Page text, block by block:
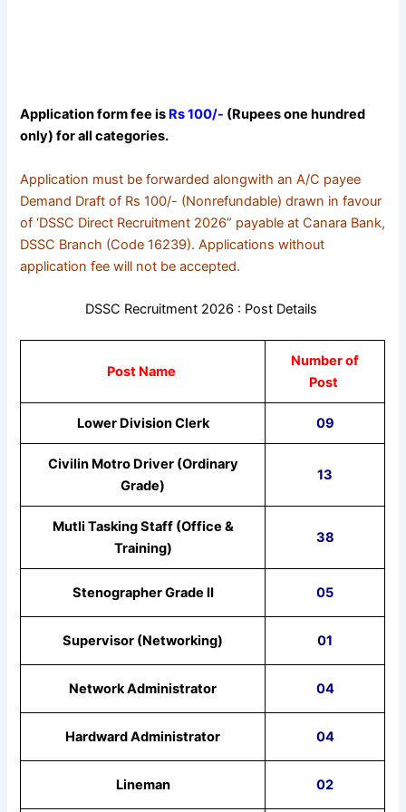
Application form fee is Rs 100/- (Rupees one hundred
only) for all categories.
Application must be forwarded alongwith an A/C payee
Demand Draft of Rs 100/- (Nonrefundable) drawn in favour
of ‘DSSC Direct Recruitment 2026” payable at Canara Bank,
DSSC Branch (Code 16239). Applications without
application fee will not be accepted.
DSSC Recruitment 2026 : Post Details
Post Name
Number of
Post
Lower Division Clerk 09
Civilin Motro Driver (Ordinary
Grade)
13
Mutli Tasking Staff (Office &
Training)
38
Stenographer Grade II 05
Supervisor (Networking) 01
Network Administrator 04
Hardward Administrator 04
Lineman 02